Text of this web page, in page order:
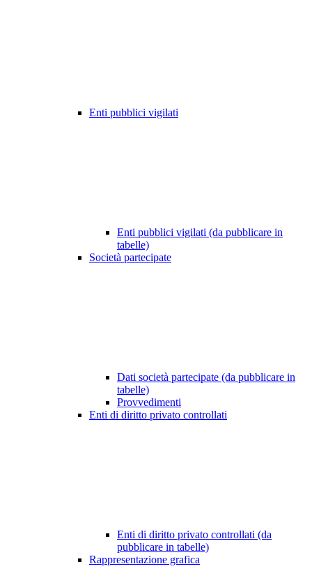
Enti pubblici vigilati
Enti pubblici vigilati (da pubblicare in
tabelle)
Società partecipate
Dati società partecipate (da pubblicare in
tabelle)
Provvedimenti
Enti di diritto privato controllati
Enti di diritto privato controllati (da
pubblicare in tabelle)
Rappresentazione grafica